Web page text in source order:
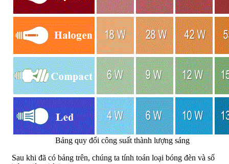
Bảng quy đổi công suất thành lượng sáng
Sau khi đã có bảng trên, chúng ta tính toán loại bóng đèn và số